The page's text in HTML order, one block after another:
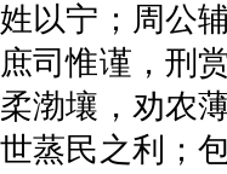
姓以宁；周公
庶司惟谨，刑
柔渤壤，劝农
世蒸民之利；